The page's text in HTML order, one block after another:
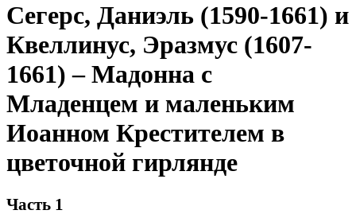
Сегерс, Даниэль (1590-1661) и
Квеллинус, Эразмус (1607-
1661) – Мадонна с
Младенцем и маленьким
Иоанном Крестителем в
цветочной гирлянде
Часть 1